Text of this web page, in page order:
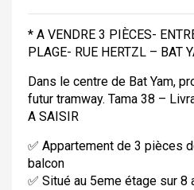
* A VENDRE 3 PIÈCES-
PLAGE- RUE HERTZL – BAT
Dans le centre de Bat Yam,
futur tramway. Tama 38 –
A SAISIR
✅ Appartement de 3 pièces
balcon
✅ Situé au 5eme étage sur 8